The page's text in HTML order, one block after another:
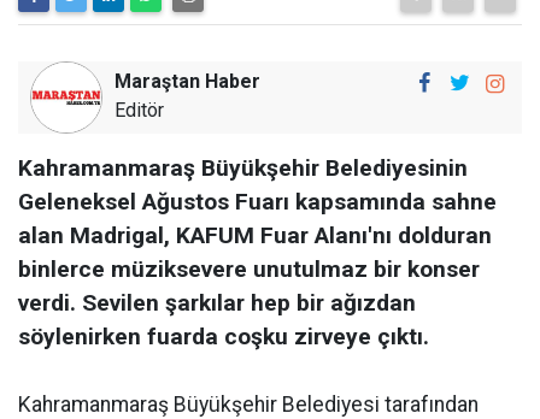
Maraştan Haber
Editör
Kahramanmaraş Büyükşehir Belediyesinin
Geleneksel Ağustos Fuarı kapsamında sahne
alan Madrigal, KAFUM Fuar Alanı'nı dolduran
binlerce müziksevere unutulmaz bir konser
verdi. Sevilen şarkılar hep bir ağızdan
söylenirken fuarda coşku zirveye çıktı.
Kahramanmaraş Büyükşehir Belediyesi tarafından